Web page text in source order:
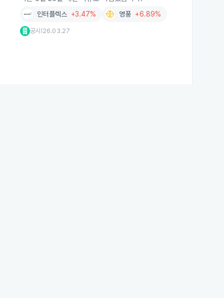
인터플렉스 +3.47% 영풍 +6.89%
공시 26.03.27